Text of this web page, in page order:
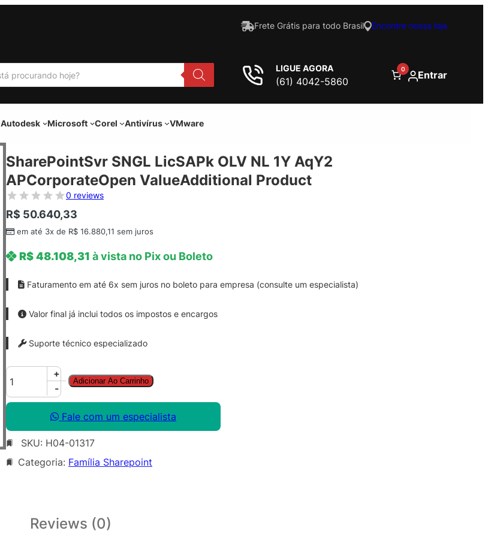
Frete Grátis para todo Brasil Encontre nossa loja
LIGUE AGORA
(61) 4042-5860
0 Entrar
Autodesk Microsoft Corel Antivírus VMware
SharePointSvr SNGL LicSAPk OLV NL 1Y AqY2
APCorporateOpen ValueAdditional Product
0 reviews
R$ 50.640,33
em até 3x de R$ 16.880,11 sem juros
R$48.108,31 à vista no Pix ou Boleto
Faturamento em até 6x sem juros no boleto para empresa (consulte um especialista)
Valor final já inclui todos os impostos e encargos
Suporte técnico especializado
S
a
e
P
o
+
-
Adicionar Ao Carrinho
Fale com um especialista
SKU: H04-01317
Categoria: Família Sharepoint
Reviews (0)